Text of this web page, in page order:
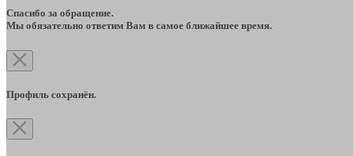
Спасибо за обращение.
Мы обязательно ответим Вам в самое ближайшее время.
Профиль сохранён.